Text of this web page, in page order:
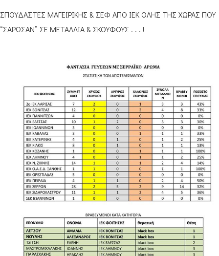
ΣΠΟΥΔΑΣΤΕΣ ΜΑΓΕΙΡΙΚΗΣ & ΣΕΦ ΑΠΟ ΙΕΚ ΟΛΗΣ ΤΗΣ ΧΩΡΑΣ ΠΟΥ
“ΣΑΡΩΣΑΝ” ΣΕ ΜΕΤΑΛΛΙΑ & ΣΚΟΥΦΟΥΣ . . . !